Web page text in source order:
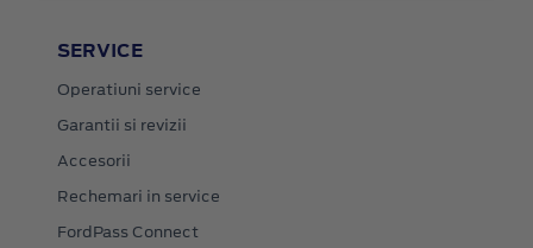
SERVICE
Operatiuni service
Garantii si revizii
Accesorii
Rechemari in service
FordPass Connect